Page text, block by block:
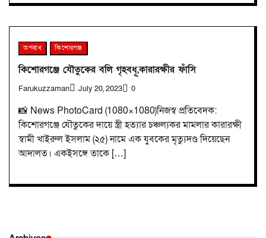
অপরাধ কিশোরগঞ্জ
কিশোরগঞ্জে যৌতুকের বলি গৃহবধূ,কারারক্ষীর ফাঁসি
Farukuzzaman July 20, 2023 0
📸 News PhotoCard (1080×1080)নিজস্ব প্রতিবেদক:
কিশোরগঞ্জে যৌতুকের দায়ে স্ত্রী হত্যার চঞ্চল্যকর মামলার কারারক্ষী
স্বামী খাইরুল ইসলাম (২৫) নামে এক যুবকের মৃত্যুদণ্ড দিয়েছেন
আদালত। একইসঙ্গে তাকে […]